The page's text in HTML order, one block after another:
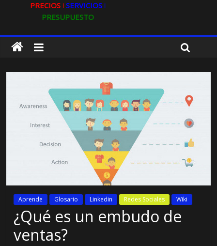
PRECIOS ǀ SERVICIOS ǀ
PRESUPUESTO
Aprende Glosario Linkedin Redes Sociales Wiki
¿Qué es un embudo de
ventas?